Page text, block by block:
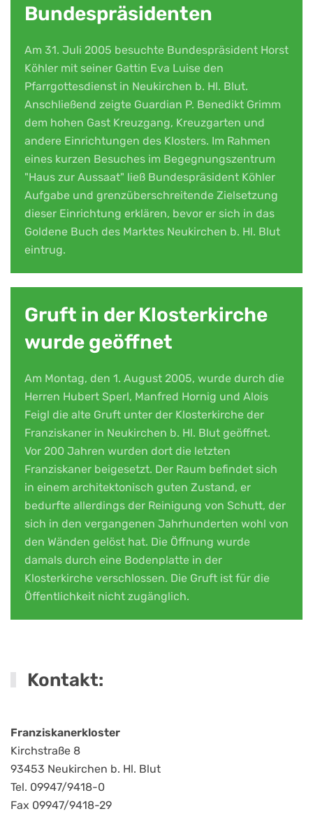
Bundespräsidenten
Am 31. Juli 2005 besuchte Bundespräsident Horst
Köhler mit seiner Gattin Eva Luise den
Pfarrgottesdienst in Neukirchen b. Hl. Blut.
Anschließend zeigte Guardian P. Benedikt Grimm
dem hohen Gast Kreuzgang, Kreuzgarten und
andere Einrichtungen des Klosters. Im Rahmen
eines kurzen Besuches im Begegnungszentrum
"Haus zur Aussaat" ließ Bundespräsident Köhler
Aufgabe und grenzüberschreitende Zielsetzung
dieser Einrichtung erklären, bevor er sich in das
Goldene Buch des Marktes Neukirchen b. Hl. Blut
eintrug.
Gruft in der Klosterkirche
wurde geöffnet
Am Montag, den 1. August 2005, wurde durch die
Herren Hubert Sperl, Manfred Hornig und Alois
Feigl die alte Gruft unter der Klosterkirche der
Franziskaner in Neukirchen b. Hl. Blut geöffnet.
Vor 200 Jahren wurden dort die letzten
Franziskaner beigesetzt. Der Raum befindet sich
in einem architektonisch guten Zustand, er
bedurfte allerdings der Reinigung von Schutt, der
sich in den vergangenen Jahrhunderten wohl von
den Wänden gelöst hat. Die Öffnung wurde
damals durch eine Bodenplatte in der
Klosterkirche verschlossen. Die Gruft ist für die
Öffentlichkeit nicht zugänglich.
Kontakt:
Franziskanerkloster
Kirchstraße 8
93453 Neukirchen b. Hl. Blut
Tel. 09947/9418-0
Fax 09947/9418-29